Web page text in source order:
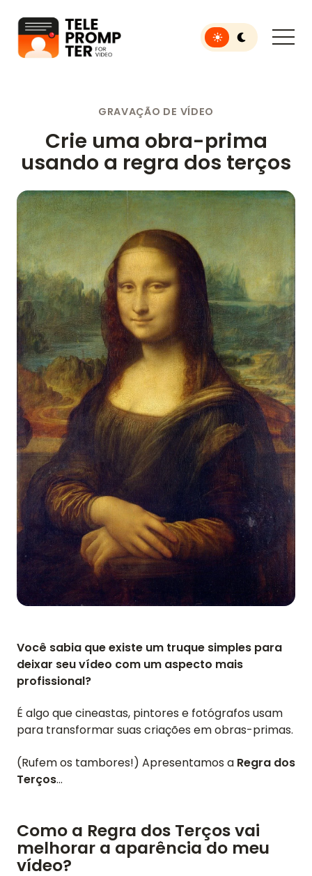
Teleprompter para vídeo
Toggle light or dark
GRAVAÇÃO DE VÍDEO
Crie uma obra-prima
usando a regra dos terços
Você sabia que existe um truque simples para
deixar seu vídeo com um aspecto mais
profissional?
É algo que cineastas, pintores e fotógrafos usam
para transformar suas criações em obras-primas.
(Rufem os tambores!) Apresentamos a Regra dos
Terços...
Como a Regra dos Terços vai
melhorar a aparência do meu
vídeo?